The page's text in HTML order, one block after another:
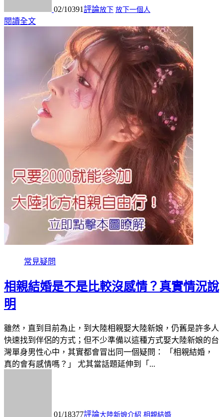
02/10391評論放下 放下一個人
閱讀全文
常見疑問
相親結婚是不是比較沒感情？真實情況說
明
雖然，直到目前為止，到大陸相親娶大陸新娘，仍舊是許多人
快速找到伴侶的方式；但不少準備以這種方式娶大陸新娘的台
灣單身男性心中，其實都會冒出同一個疑問： 「相親結婚，
真的會有感情嗎？」 尤其當話題延伸到「...
01/18377評論大陸新娘介紹 相親結婚